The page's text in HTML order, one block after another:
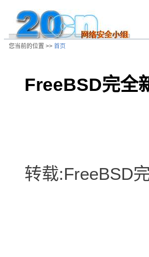
您当前的位置 >> 首页
FreeBSD完全
转载:FreeBSD